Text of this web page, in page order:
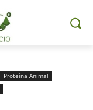
Proteína Animal